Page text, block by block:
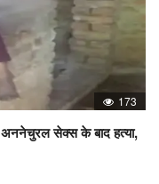
173
सेक्स के बाद हत्या,